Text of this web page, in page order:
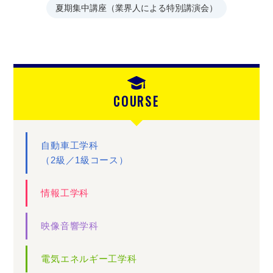
夏期集中講座（業界人による特別講演会）
COURSE
自動車工学科
（2級／1級コース）
情報工学科
映像音響学科
電気エネルギー工学科